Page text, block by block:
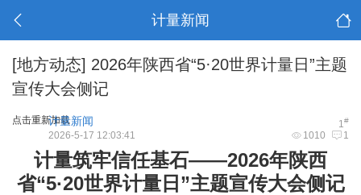
计量新闻
[地方动态] 2026年陕西省“5·20世界计量日”主题
宣传大会侧记
点击重新加载 1#
计量新闻
1010 1
2026-5-17 12:03:41
计量筑牢信任基石——2026年陕西
省“5·20世界计量日”主题宣传大会侧记